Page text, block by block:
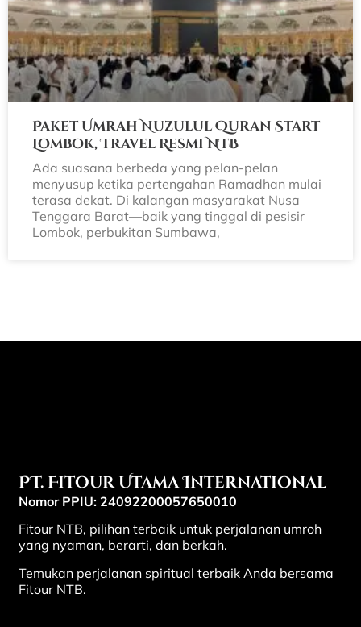
Paket Umrah Nuzulul Quran Start
Lombok, Travel Resmi NTB
Ada suasana berbeda yang pelan-pelan
menyusup ketika pertengahan Ramadhan mulai
terasa dekat. Di kalangan masyarakat Nusa
Tenggara Barat—baik yang tinggal di pesisir
Lombok, perbukitan Sumbawa,
PT. Fitour Utama International
Nomor PPIU: 24092200057650010
Fitour NTB, pilihan terbaik untuk perjalanan umroh
yang nyaman, berarti, dan berkah.
Temukan perjalanan spiritual terbaik Anda bersama
Fitour NTB.